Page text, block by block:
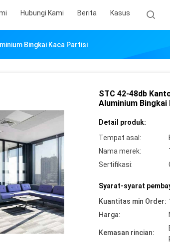
Hubungi Kami Berita Kasus
Bingkai Kaca Partisi
STC 42-48db
Aluminium
Detail produk:
Tempat asal:
Nama merek:
Sertifikasi:
Syarat-syarat
Kuantitas min Order:
Harga:
Kemasan rincian: